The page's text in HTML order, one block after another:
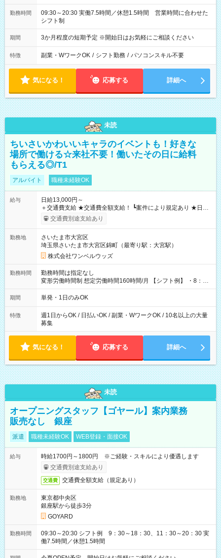
勤務時間
09:30～20:30 実働7.5時間／休憩1.5時間 営業時間に合わせた
シフト制
期間 3か月程度の短期予定 ※開始日はお気軽にご相談ください
特徴 副業・WワークOK / シフト勤務 / パソコンスキル不要
気になる！ 応募する 詳細へ
未読
ちいさいかわいいキャラのイベントも！好きな
場所で働ける☆来社不要！働いたその日に給料
もらえる◎/T1
アルバイト 職種未経験OK
給与
日給13,000円～
＋交通費支給 ★交通費全額支給！ ┗案件により規定あり ★日払
いOK！（規定あり） ┗働いたその日に現金GET♪ お仕事後はコ
ンビニATMから 日払い分を引き落とせます！ 【試用期間】試
交通費別途支給あり
勤務地
さいたま市大宮区
埼玉県さいたま市大宮区錦町（最寄り駅：大宮駅）
株式会社ワンベルウッズ
勤務時間
勤務時間は指定なし
変形労働時間制 想定労働時間160時間/月 【シフト例】 ・8：00
～21：00
期間 単発・1日のみOK
特徴
週1日からOK / 日払いOK / 副業・WワークOK / 10名以上の大量
募集
気になる！ 応募する 詳細へ
未読
オープニングスタッフ【ゴヤール】案内業務
販売なし 銀座
派遣 職種未経験OK WEB登録・面接OK
給与
時給1700円～1800円 ※ご経験・スキルにより優遇します
交通費別途支給あり
交通費 交通費全額支給（規定あり）
勤務地
東京都中央区
銀座駅から徒歩3分
GOYARD
勤務時間
09:30～20:30 シフト例 9：30～18：30、11：30～20：30 実
働7.5時間／休憩1.5時間